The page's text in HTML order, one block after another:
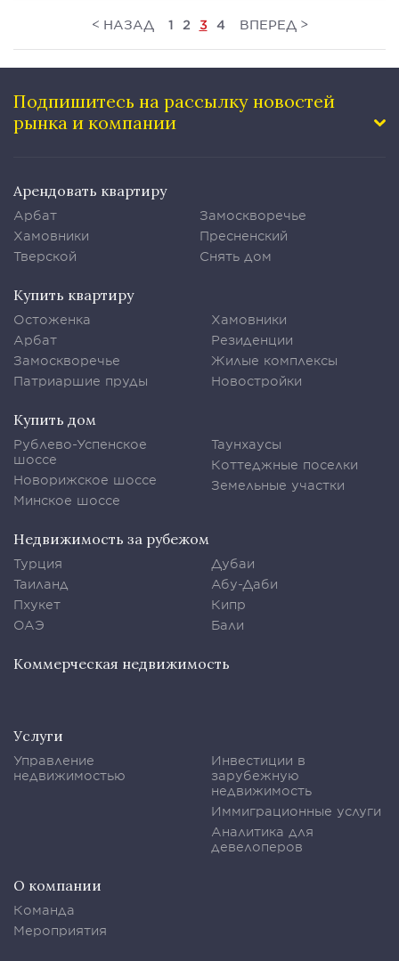
< НАЗАД 1 2 3 4 ВПЕРЕД >
Подпишитесь на рассылку новостей
рынка и компании
Арендовать квартиру
Арбат
Хамовники
Тверской
Замоскворечье
Пресненский
Снять дом
Купить квартиру
Остоженка
Арбат
Замоскворечье
Патриаршие пруды
Хамовники
Резиденции
Жилые комплексы
Новостройки
Купить дом
Рублево-Успенское
шоссе
Новорижское шоссе
Минское шоссе
Таунхаусы
Коттеджные поселки
Земельные участки
Недвижимость за рубежом
Турция
Таиланд
Пхукет
ОАЭ
Дубаи
Абу-Даби
Кипр
Бали
Коммерческая недвижимость
Услуги
Управление
недвижимостью
Инвестиции в
зарубежную
недвижимость
Иммиграционные услуги
Аналитика для
девелоперов
О компании
Команда
Мероприятия